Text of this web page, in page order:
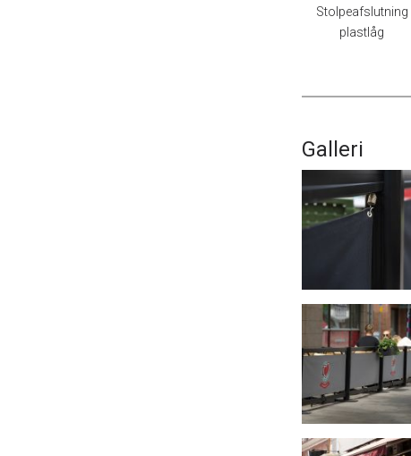
Stolpeafslutning
plastlåg
Galleri